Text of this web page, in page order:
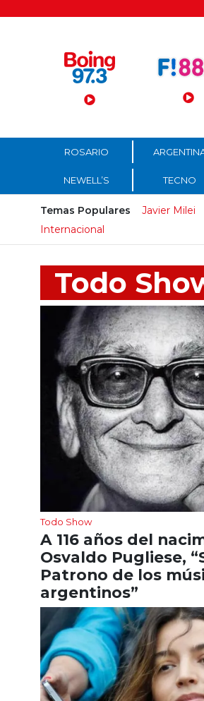
Menú Principal
ROSARIO
NEWELL’S TECNO
Temas Populares Javier Milei
Internacional
Todo
Todo Show
A 116 años del
Osvaldo Pugliese,
Patrono de los
argentinos”